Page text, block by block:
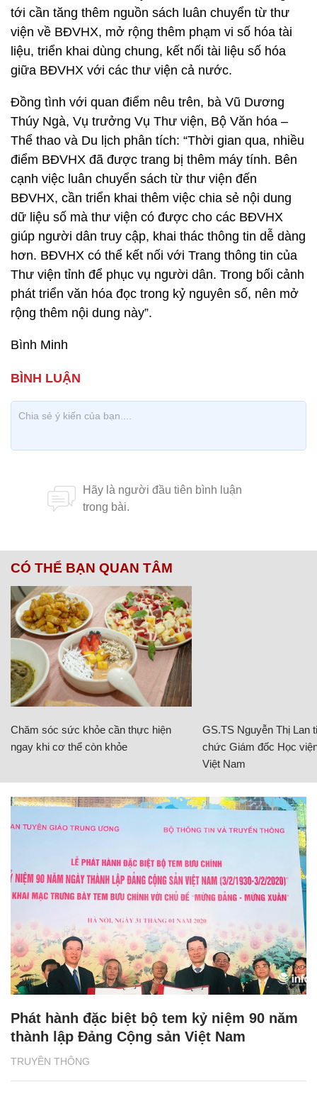
tới cần tăng thêm nguồn sách luân chuyển từ thư
viện về BĐVHX, mở rộng thêm phạm vi số hóa tài
liệu, triển khai dùng chung, kết nối tài liệu số hóa
giữa BĐVHX với các thư viện cả nước.
Đồng tình với quan điểm nêu trên, bà Vũ Dương
Thúy Ngà, Vụ trưởng Vụ Thư viện, Bộ Văn hóa –
Thể thao và Du lịch phân tích: “Thời gian qua, nhiều
điểm BĐVHX đã được trang bị thêm máy tính. Bên
cạnh việc luân chuyển sách từ thư viện đến
BĐVHX, cần triển khai thêm việc chia sẻ nội dung
dữ liệu số mà thư viện có được cho các BĐVHX
giúp người dân truy cập, khai thác thông tin dễ dàng
hơn. BĐVHX có thể kết nối với Trang thông tin của
Thư viện tỉnh để phục vụ người dân. Trong bối cảnh
phát triển văn hóa đọc trong kỷ nguyên số, nên mở
rộng thêm nội dung này”.
Bình Minh
CÓ THỂ BẠN QUAN TÂM
Chăm sóc sức khỏe cần thực hiện
ngay khi cơ thể còn khỏe
GS.TS Nguyễn Thị Lan
chức Giám đốc Học
Việt Nam
TRUYỀN THÔNG
Phát hành đặc biệt bộ tem kỷ niệm 90 năm
thành lập Đảng Cộng sản Việt Nam